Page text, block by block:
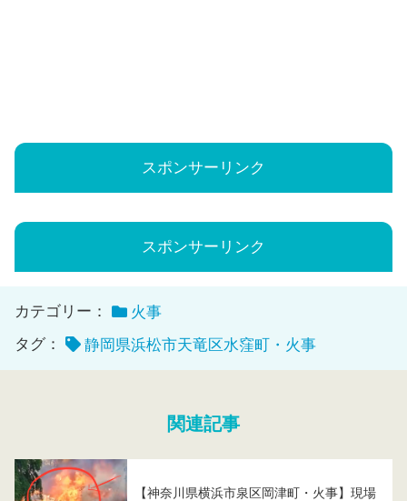
スポンサーリンク
スポンサーリンク
カテゴリー：
火事
タグ：
静岡県浜松市天竜区水窪町・火事
関連記事
【神奈川県横浜市泉区岡津町・火事】現場